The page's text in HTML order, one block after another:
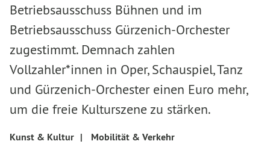
Betriebsausschuss Bühnen und im
Betriebsausschuss Gürzenich-Orchester
zugestimmt. Demnach zahlen
Vollzahler*innen in Oper, Schauspiel, Tanz
und Gürzenich-Orchester einen Euro mehr,
um die freie Kulturszene zu stärken.
Kunst & Kultur |
Mobilität & Verkehr